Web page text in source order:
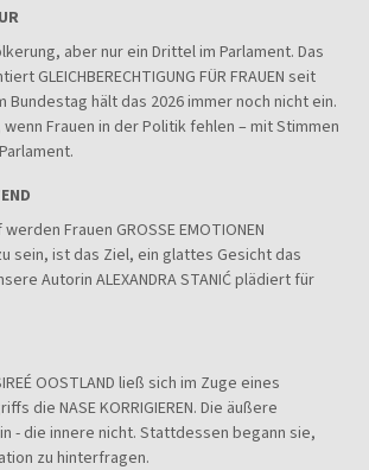
aber nur ein Drittel im Parlament. Das
GLEICHBERECHTIGUNG FÜR FRAUEN seit
Bundestag hält das 2026 immer noch nicht ein.
Frauen in der Politik fehlen – mit Stimmen
Frauen GROSSE EMOTIONEN
sein, ist das Ziel, ein glattes Gesicht das
Autorin ALEXANDRA STANIĆ plädiert für
OOSTLAND ließ sich im Zuge eines
die NASE KORRIGIEREN. Die äußere
- die innere nicht. Stattdessen begann sie,
zu hinterfragen.